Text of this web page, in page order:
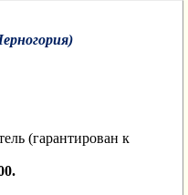
(гарантирован к